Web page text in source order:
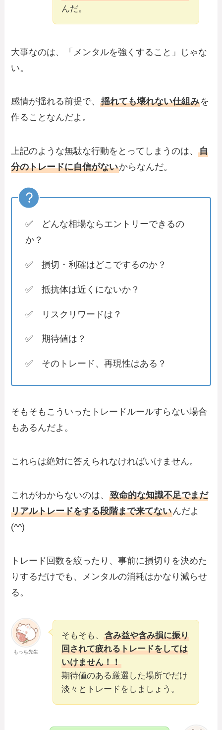
んだ。
大事なのは、「メンタルを強くすること」じゃな
い。
感情が揺れる前提で、揺れても壊れない仕組みを
作ることなんだよ。
上記のような無駄な行動をとってしまうのは、自
分のトレードに自信がないからなんだ。
✅ どんな相場ならエントリーできるの
か？
✅ 損切・利確はどこでするのか？
✅ 抵抗体は近くにないか？
✅ リスクリワードは？
✅ 期待値は？
✅ そのトレード、再現性はある？
そもそもこういったトレードルールすらない場合
もあるんだよ。
これらは絶対に答えられなければいけません。
これがわからないのは、致命的な知識不足でまだ
リアルトレードをする段階まで来てないんだよ
(^^)
トレード回数を絞ったり、事前に損切りを決めた
りするだけでも、メンタルの消耗はかなり減らせ
る。
もっち先生
そもそも、含み益や含み損に振り
回されて疲れるトレードをしては
いけません！！
期待値のある厳選した場所でだけ
淡々とトレードをしましょう。